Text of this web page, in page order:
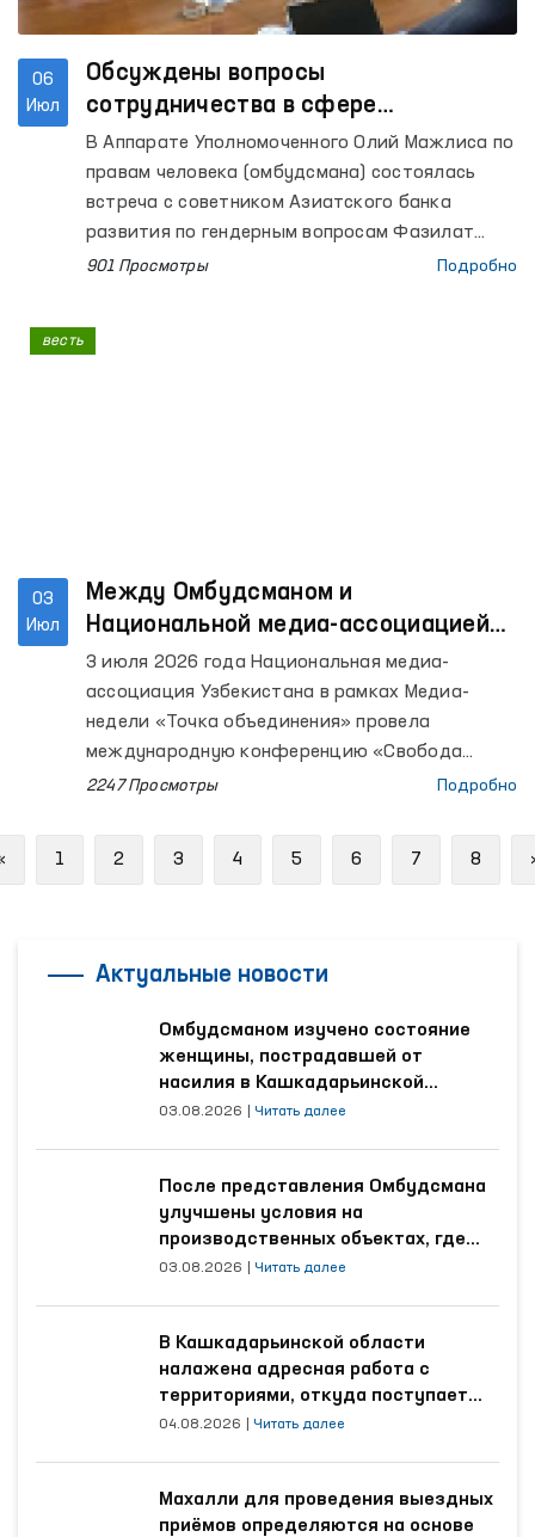
06
Июл
Обсуждены вопросы
сотрудничества в сфере
противодействия гендерному
насилию
В Аппарате Уполномоченного Олий Мажлиса по
правам человека (омбудсмана) состоялась
встреча с советником Азиатского банка
развития по гендерным вопросам Фазилат
Аллаяровой и национальным исследователем
901 Просмотры Подробно
03
Июл
Между Омбудсманом и
Национальной медиа-ассоциацией
Узбекистана подписан Меморандум
о сотрудничестве
3 июля 2026 года Национальная медиа-
ассоциация Узбекистана в рамках Медиа-
недели «Точка объединения» провела
международную конференцию «Свобода
слова и надежные медиа».
2247 Просмотры Подробно
весть
Previous
1 2 3 4 5 6 7 8
Актуальные новости
Омбудсманом изучено состояние
женщины, пострадавшей от
насилия в Кашкадарьинской
области
03.08.2026 Читать далее
После представления Омбудсмана
улучшены условия на
производственных объектах, где
трудятся осуждённые
03.08.2026 Читать далее
В Кашкадарьинской области
налажена адресная работа с
территориями, откуда поступает
наибольшее количество обращений
04.08.2026 Читать далее
Махалли для проведения выездных
приёмов определяются на основе